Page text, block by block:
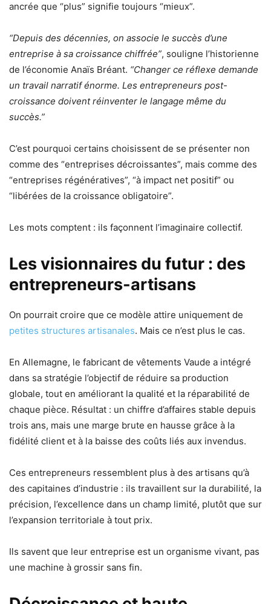
ancrée que “plus” signifie toujours “mieux”.
“Depuis des décennies, on associe le succès d’une
entreprise à sa croissance chiffrée”, souligne l’historienne
de l’économie Anaïs Bréant. “Changer ce réflexe demande
un travail narratif énorme. Les entrepreneurs post-
croissance doivent réinventer le langage même du
succès.”
C’est pourquoi certains choisissent de se présenter non
comme des “entreprises décroissantes”, mais comme des
“entreprises régénératives”, “à impact net positif” ou
“libérées de la croissance obligatoire”.
Les mots comptent : ils façonnent l’imaginaire collectif.
Les visionnaires du futur : des
entrepreneurs-artisans
On pourrait croire que ce modèle attire uniquement de
petites structures artisanales. Mais ce n’est plus le cas.
En Allemagne, le fabricant de vêtements Vaude a intégré
dans sa stratégie l’objectif de réduire sa production
globale, tout en améliorant la qualité et la réparabilité de
chaque pièce. Résultat : un chiffre d’affaires stable depuis
trois ans, mais une marge brute en hausse grâce à la
fidélité client et à la baisse des coûts liés aux invendus.
Ces entrepreneurs ressemblent plus à des artisans qu’à
des capitaines d’industrie : ils travaillent sur la durabilité, la
précision, l’excellence dans un champ limité, plutôt que sur
l’expansion territoriale à tout prix.
Ils savent que leur entreprise est un organisme vivant, pas
une machine à grossir sans fin.